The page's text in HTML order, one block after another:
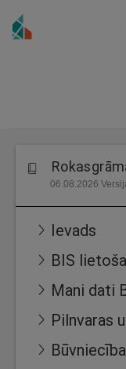
06.08.2026
Ievads
BIS
Mani dati
Pilnvaras